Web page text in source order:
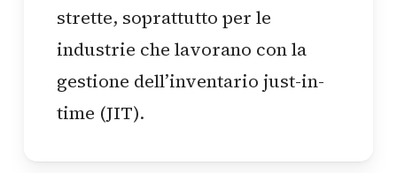
strette, soprattutto per le
industrie che lavorano con la
gestione dell’inventario just-in-
time (JIT).